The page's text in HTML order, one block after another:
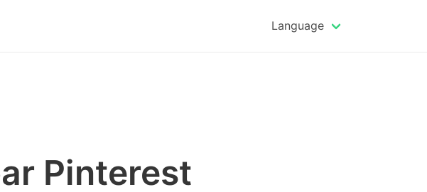
Language
Pinterest